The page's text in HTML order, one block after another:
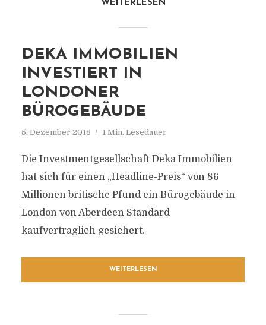
WEITERLESEN
DEKA IMMOBILIEN
INVESTIERT IN
LONDONER
BÜROGEBÄUDE
5. Dezember 2018 1 Min. Lesedauer
Die Investmentgesellschaft Deka Immobilien
hat sich für einen „Headline-Preis“ von 86
Millionen britische Pfund ein Bürogebäude in
London von Aberdeen Standard
kaufvertraglich gesichert.
WEITERLESEN